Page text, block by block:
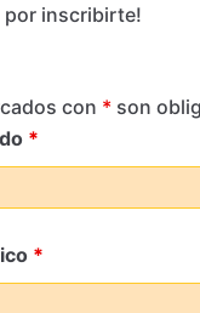
por inscribirte!
con * son
*
*